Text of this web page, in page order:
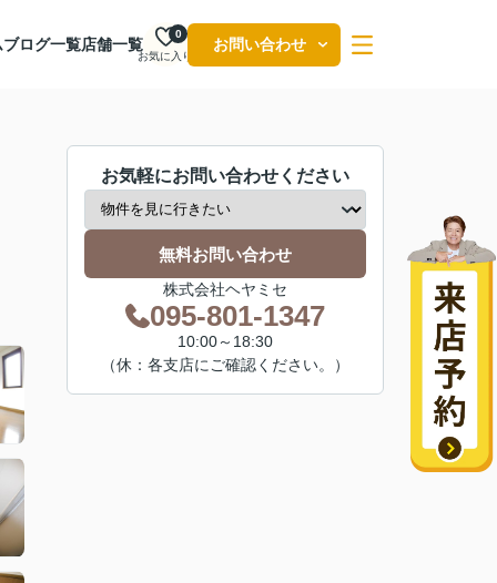
ブログ一覧店舗一覧
お気に入り
0
お問い合わせ
お気軽にお問い合わせください
無料お問い合わせ
株式会社ヘヤミセ
095-801-1347
10:00～18:30
（休：各支店にご確認ください。）